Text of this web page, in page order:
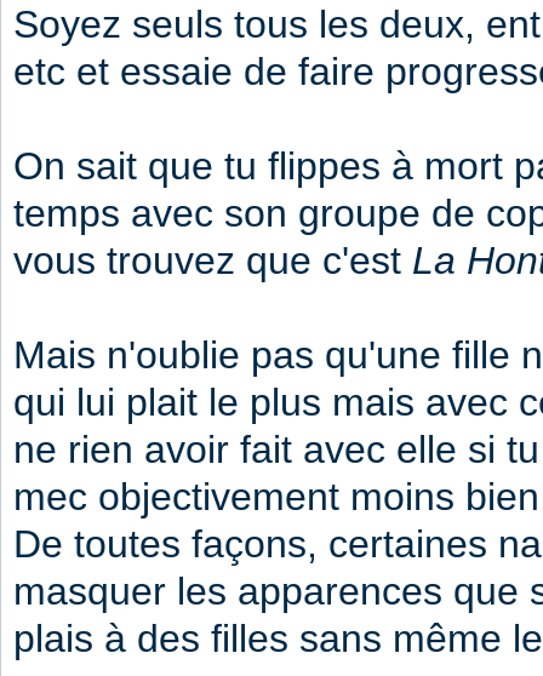
Soyez seuls tous les deux,
etc et essaie de faire
On sait que tu flippes à mort
temps avec son groupe de
vous trouvez que c'est La
Mais n'oublie pas qu'une fille
qui lui plait le plus mais avec
ne rien avoir fait avec elle si
mec objectivement moins
De toutes façons, certaines
masquer les apparences que
plais à des filles sans même